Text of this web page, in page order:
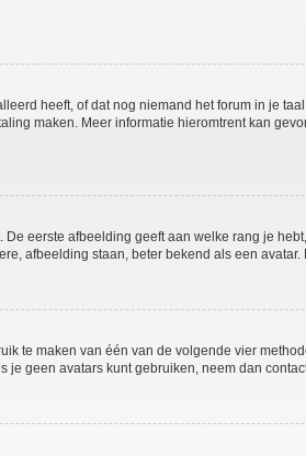
heeft, of dat nog niemand het forum in je
maken. Meer informatie hieromtrent kan
eerste afbeelding geeft aan welke rang je
afbeelding staan, beter bekend als een
te maken van één van de volgende vier
geen avatars kunt gebruiken, neem dan